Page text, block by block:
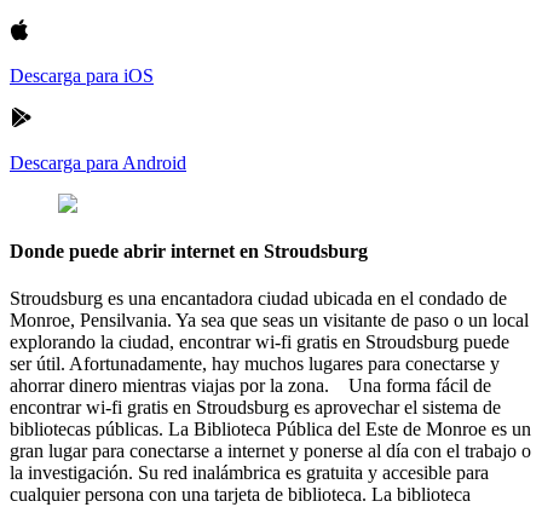
Descarga para iOS
Descarga para Android
Donde puede abrir internet en Stroudsburg
Stroudsburg es una encantadora ciudad ubicada en el condado de
Monroe, Pensilvania. Ya sea que seas un visitante de paso o un local
explorando la ciudad, encontrar wi-fi gratis en Stroudsburg puede
ser útil. Afortunadamente, hay muchos lugares para conectarse y
ahorrar dinero mientras viajas por la zona. Una forma fácil de
encontrar wi-fi gratis en Stroudsburg es aprovechar el sistema de
bibliotecas públicas. La Biblioteca Pública del Este de Monroe es un
gran lugar para conectarse a internet y ponerse al día con el trabajo o
la investigación. Su red inalámbrica es gratuita y accesible para
cualquier persona con una tarjeta de biblioteca. La biblioteca